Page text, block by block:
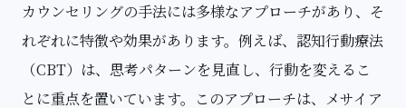
カウンセリングの手法には多様なアプローチがあり、そ
れぞれに特徴や効果があります。例えば、認知行動療法
（CBT）は、思考パターンを見直し、行動を変えるこ
とに重点を置いています。このアプローチは、メサイア